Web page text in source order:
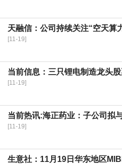
天融信：公司持续关注“空天算
[11-19]
当前信息：三只锂电制造龙头
[11-19]
当前热讯:海正药业：子公司拟
[11-19]
生意社：11月19日华东地区